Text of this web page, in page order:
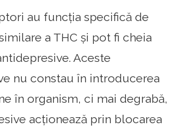
au funcția specifică de
a THC și pot fi cheia
Aceste
nu constau în introducerea
în organism, ci mai degrabă,
acționează prin blocarea